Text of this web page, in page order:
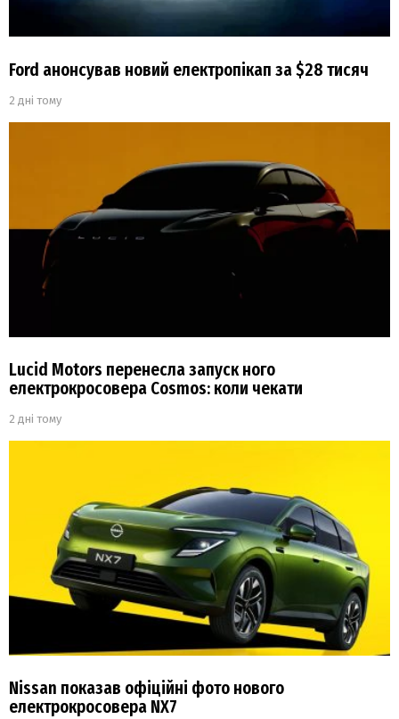
Ford анонсував новий електропікап за $28 тисяч
2 дні тому
Lucid Motors перенесла запуск ного
електрокросовера Cosmos: коли чекати
2 дні тому
Nissan показав офіційні фото нового
електрокросовера NX7